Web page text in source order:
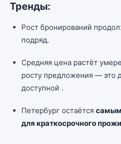
Тренды:
Рост бронирований
подряд.
Средняя цена растёт
росту предложения — это
доступной .
Петербург остаётся самым
для краткосрочного